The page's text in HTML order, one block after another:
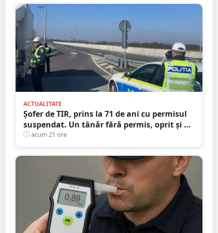
ACTUALITATE
Șofer de TIR, prins la 71 de ani cu permisul
suspendat. Un tânăr fără permis, oprit și el
la Petea
acum 21 ore